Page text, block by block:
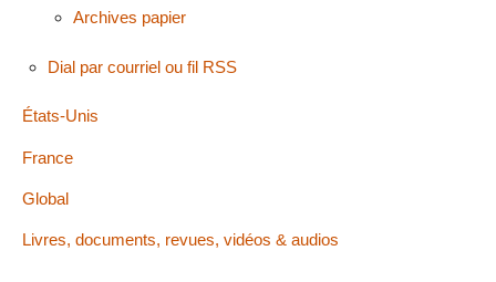
Archives papier
Dial par courriel ou fil RSS
États-Unis
France
Global
Livres, documents, revues, vidéos & audios